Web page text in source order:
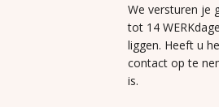
We versturen je
tot 14
liggen. Heeft u
contact op te
is.